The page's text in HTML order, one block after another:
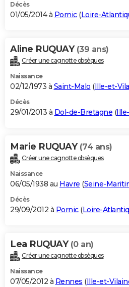
Décès
01/05/2014 à Pornic(Loire-
Aline RUQUAY (39 ans)
Créer une cagnotte obsèques
Naissance
02/12/1973 à Saint-Malo (Ille-et-
Décès
29/01/2013 à Dol-de-Bretagne (
Marie RUQUAY (74 ans)
Créer une cagnotte obsèques
Naissance
06/05/1938 au Havre (Seine-
Décès
29/09/2012 à Pornic(Loire-
Lea RUQUAY (0 an)
Créer une cagnotte obsèques
Naissance
07/05/2012 à Rennes (Ille-et-